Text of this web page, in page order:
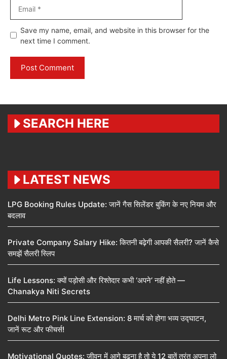
Website
Save my name, email, and website in this browser for the
next time I comment.
SEARCH HERE
LATEST NEWS
LPG Booking Rules Update: जानें गैस सिलेंडर बुकिंग के नए नियम और
बदलाव
Private Company Salary Hike: कितनी बढ़ेगी आपकी सैलरी? जानें कैसे
समझें सैलरी स्लिप
Life Lessons: क्यों पड़ोसी और रिश्तेदार कभी ‘अपने’ नहीं होते —
Chanakya Niti Secrets
Delhi Metro Pink Line Extension: 8 मार्च को होगा भव्य उद्घाटन,
जानें रूट और फीचर्स!
Motivational Quotes: जीवन में आगे बढ़ना है तो ये 12 बातें तुरंत अपना लो